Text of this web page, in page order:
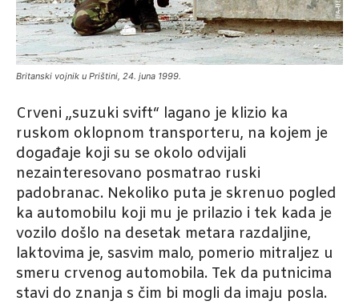
Britanski vojnik u Prištini, 24. juna 1999.
Crveni „suzuki svift“ lagano je klizio ka
ruskom oklopnom transporteru, na kojem je
događaje koji su se okolo odvijali
nezainteresovano posmatrao ruski
padobranac. Nekoliko puta je skrenuo pogled
ka automobilu koji mu je prilazio i tek kada je
vozilo došlo na desetak metara razdaljine,
laktovima je, sasvim malo, pomerio mitraljez u
smeru crvenog automobila. Tek da putnicima
stavi do znanja s čim bi mogli da imaju posla.